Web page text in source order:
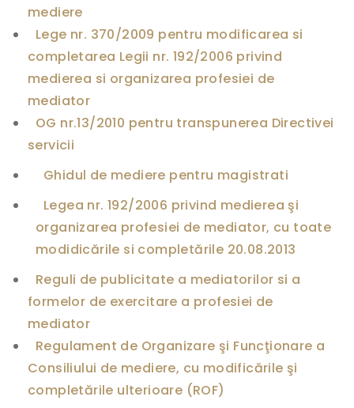
mediere
Lege nr. 370/2009 pentru modificarea si
completarea Legii nr. 192/2006 privind
medierea si organizarea profesiei de
mediator
OG nr.13/2010 pentru transpunerea Directivei
servicii
Ghidul de mediere pentru magistrati
Legea nr. 192/2006 privind medierea şi
organizarea profesiei de mediator, cu toate
modidicările si completările 20.08.2013
Reguli de publicitate a mediatorilor si a
formelor de exercitare a profesiei de
mediator
Regulament de Organizare şi Funcţionare a
Consiliului de mediere, cu modificările şi
completările ulterioare (ROF)
d
e
e
d
i
e
r
e
–
m
b
r
i
e
2
1
5
r
o